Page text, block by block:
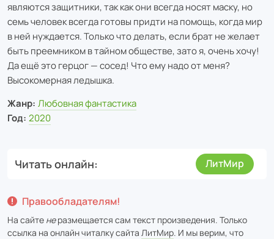
являются защитники, так как они всегда носят маску, но
семь человек всегда готовы придти на помощь, когда мир
в ней нуждается. Только что делать, если брат не желает
быть преемником в тайном обществе, зато я, очень хочу!
Да ещё это герцог — сосед! Что ему надо от меня?
Высокомерная ледышка.
Жанр: Любовная фантастика
Год: 2020
Читать онлайн ЛитМир
Правообладателям!
На сайте неразмещается сам текст произведения. Только
ссылка на онлайн читалку сайта ЛитМир. И мы верим, что